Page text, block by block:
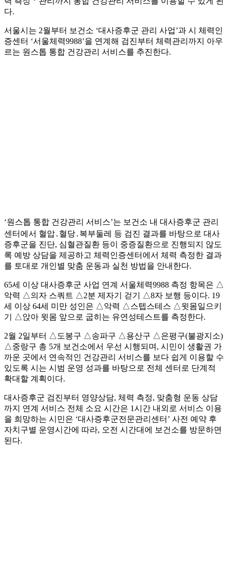
다.
서울시는 2월부터 보건소 ‘대사증후군 관리 사업’과 시 체력인
증센터 ‘서울체력9988’을 연계해 검진부터 체력관리까지 아우
르는 원스톱 통합 건강관리 서비스를 추진한다.
‘원스톱 통합 건강관리 서비스’는 보건소 내 대사증후군 관리
센터에서 혈압․혈당․복부둘레 등 검진 결과를 바탕으로 대사
증후군을 진단, 심혈관질환 등이 중증질환으로 진행되지 않도
록 예방 상담을 제공하고 체력인증센터에서 체력 측정한 결과
를 토대로 개인별 맞춤 운동과 실천 방법을 안내한다.
65세 이상 대사증후군 사업 연계 서울체력9988 측정 항목은 △
악력 △의자 스쿼트 △2분 제자기 걷기 △8자 보행 등이다. 19
세 이상 64세 미만 성인은 △악력 △스텝스테스 △윗몸일으키
기 △앉아 윗몸 앞으로 굽히는 유연성테스트를 측정한다.
2월 2일부터 △도봉구 △송파구 △용산구 △은평구(불광지소)
△중랑구 총 5개 보건소에서 우선 시행되며, 시민이 생활권 가
까운 곳에서 연속적인 건강관리 서비스를 보다 쉽게 이용할 수
있도록 시는 시범 운영 성과를 바탕으로 전체 센터로 단계적
확대할 계획이다.
대사증후군 검진부터 영양상담, 체력 측정, 맞춤형 운동 상담
까지 연계 서비스 전체 소요 시간은 1시간 내외로 서비스 이용
을 희망하는 시민은 ‘대사증후군전문관리센터’ 사전 예약 후
자치구별 운영시간에 따라, 오전 시간대에 보건소를 방문하면
된다.